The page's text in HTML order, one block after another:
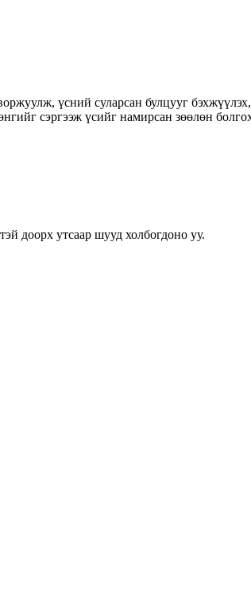
үсний суларсан булцууг
сэргээж үсийг намирсан зөөлөн
доорх утсаар шууд холбогдоно уу.